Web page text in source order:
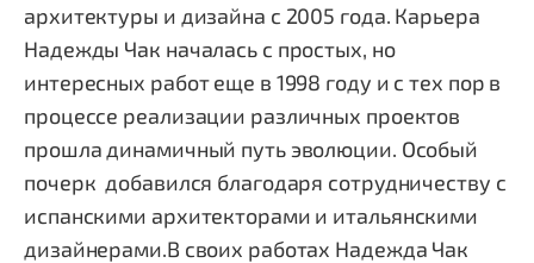
архитектуры и дизайна с 2005 года. Карьера
Надежды Чак началась с простых, но
интересных работ еще в 1998 году и с тех пор в
процессе реализации различных проектов
прошла динамичный путь эволюции. Особый
почерк добавился благодаря сотрудничеству с
испанскими архитекторами и итальянскими
дизайнерами.В своих работах Надежда Чак